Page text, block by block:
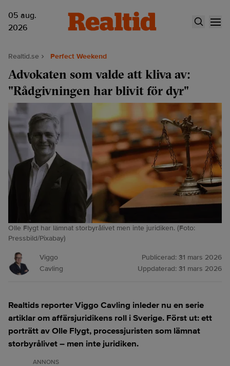
05 aug.
2026
Realtid.se Perfect Weekend
Advokaten som valde att kliva av:
"Rådgivningen har blivit för dyr"
Olle Flygt har lämnat storbyrålivet men inte juridiken. (Foto:
Pressbild/Pixabay)
Viggo
Cavling
Publicerad: 31 mars 2026
Uppdaterad: 31 mars 2026
Realtids reporter Viggo Cavling inleder nu en serie
artiklar om affärsjuridikens roll i Sverige. Först ut: ett
porträtt av Olle Flygt, processjuristen som lämnat
storbyrålivet – men inte juridiken.
ANNONS